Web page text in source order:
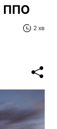
ППО
2 хв